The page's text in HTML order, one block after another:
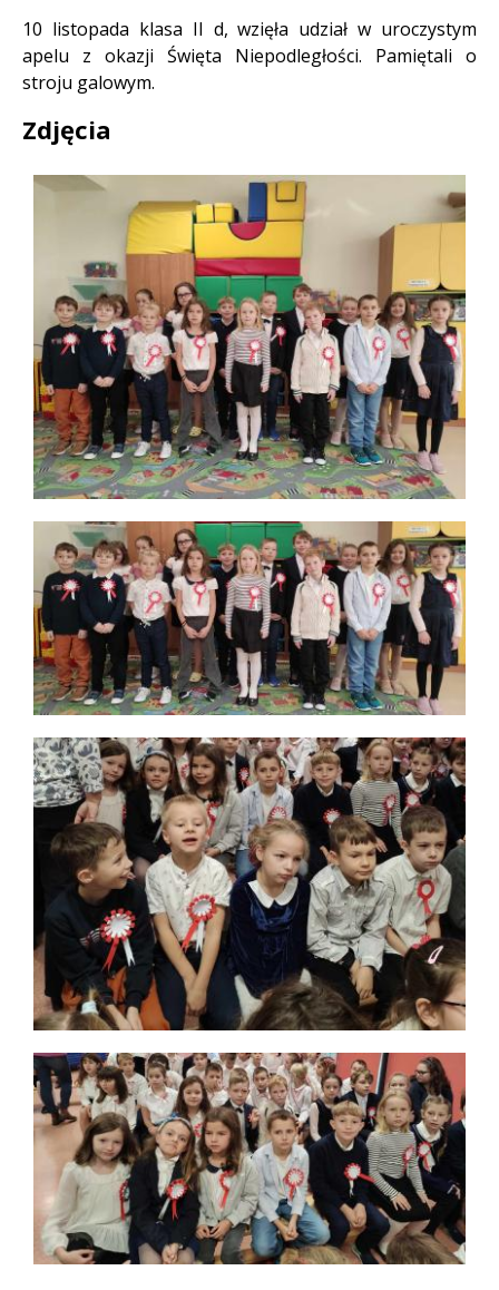
Treść
10 listopada klasa II d, wzięła udział w uroczystym
apelu z okazji Święta Niepodległości. Pamiętali o
stroju galowym.
Zdjęcia